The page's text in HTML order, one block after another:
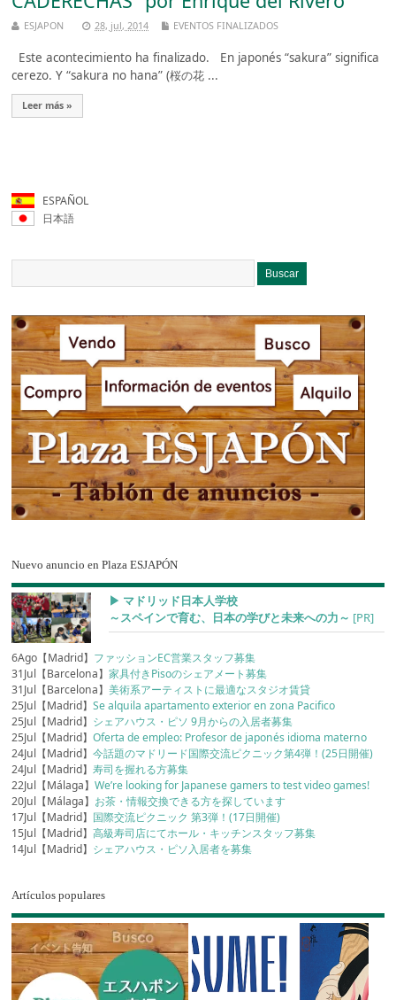
ESJAPON 28, jul, 2014 EVENTOS FINALIZADOS
Este acontecimiento ha finalizado. En japonés “sakura” significa
cerezo. Y “sakura no hana” (桜の花 ...
Leer más »
ESPAÑOL
日本語
Nuevo anuncio en Plaza ESJAPÓN
▶︎ マドリッド日本人学校
～スペインで育む、日本の学びと未来への力～ [PR]
6Ago【Madrid】 ファッションEC営業スタッフ募集
31Jul【Barcelona】家具付きPisoのシェアメート募集
31Jul【Barcelona】美術系アーティストに最適なスタジオ賃貸
25Jul【Madrid】Se alquila apartamento exterior en zona Pacifico
25Jul【Madrid】 シェアハウス・ピソ 9月からの入居者募集
25Jul【Madrid】Oferta de empleo: Profesor de japonés idioma materno
24Jul【Madrid】今話題のマドリード国際交流ピクニック第4弾！(25日開催)
24Jul【Madrid】寿司を握れる方募集
22Jul【Málaga】We’re looking for Japanese gamers to test video games!
20Jul【Málaga】 お茶・情報交換できる方を探しています
17Jul【Madrid】 国際交流ピクニック 第3弾！(17日開催)
15Jul【Madrid】高級寿司店にてホール・キッチンスタッフ募集
14Jul【Madrid】 シェアハウス・ピソ入居者を募集
Artículos populares